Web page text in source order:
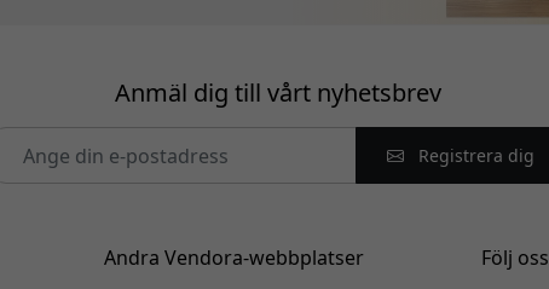
Anmäl dig till vårt nyhetsbrev
Registrera dig
Andra Vendora-webbplatser Följ